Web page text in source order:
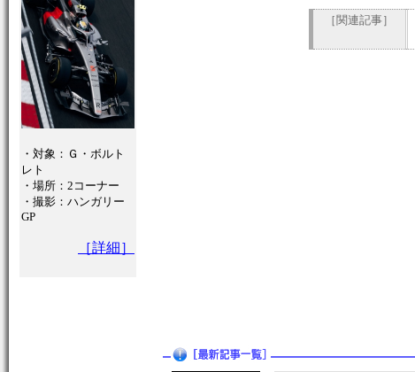
・対象：Ｇ・ボルト
レト
・場所：2コーナー
・撮影：ハンガリー
GP
［詳細］
［関連記事］